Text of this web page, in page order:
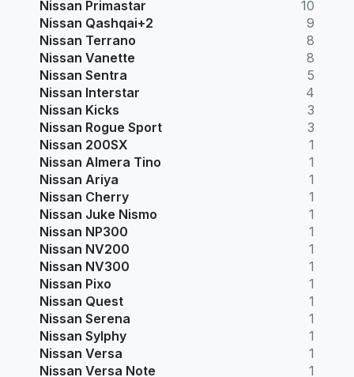
Nissan Primastar
10
Nissan Qashqai+2
9
Nissan Terrano
8
Nissan Vanette
8
Nissan Sentra
5
Nissan Interstar
4
Nissan Kicks
3
Nissan Rogue Sport
3
Nissan 200SX
1
Nissan Almera Tino
1
Nissan Ariya
1
Nissan Cherry
1
Nissan Juke Nismo
1
Nissan NP300
1
Nissan NV200
1
Nissan NV300
1
Nissan Pixo
1
Nissan Quest
1
Nissan Serena
1
Nissan Sylphy
1
Nissan Versa
1
Nissan Versa Note
1